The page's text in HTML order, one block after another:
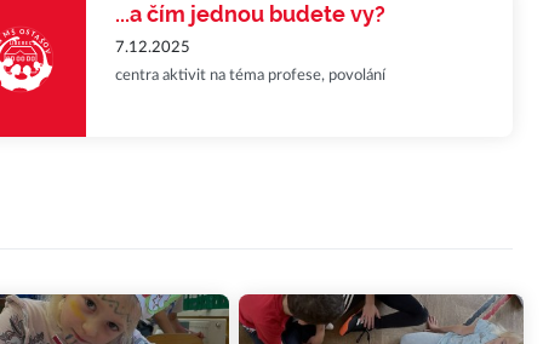
...a čím jednou budete vy?
7.12.2025
centra aktivit na téma profese, povolání